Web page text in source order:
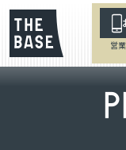
営
P